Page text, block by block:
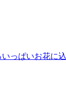
っぱいお花に